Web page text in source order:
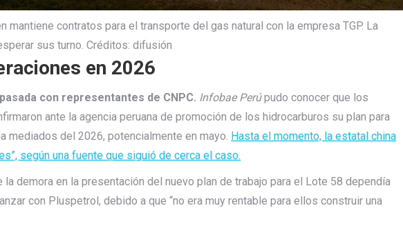
mantiene contratos para el transporte del gas natural con la empresa TGP. La
sus turno. Créditos: difusión
en 2026
con representantes de CNPC. Infobae Perúpudo conocer que los
ante la agencia peruana de promoción de los hidrocarburos su plan para
mediados del 2026, potencialmente en mayo. Hasta el momento, la estatal china
según una fuente que siguió de cerca el caso.
la demora en la presentación del nuevo plan de trabajo para el Lote 58 dependía
con Pluspetrol, debido a que “no era muy rentable para ellos construir una